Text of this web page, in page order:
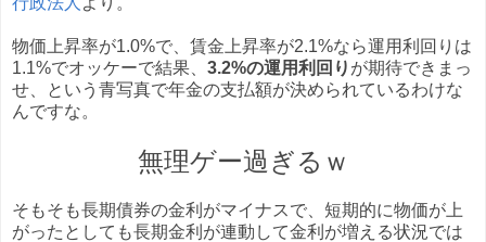
物価上昇率が1.0%で、賃金上昇率が2.1%なら運用利回りは
1.1%でオッケーで結果、 3.2%の運用利回り が期待できまっ
せ、という青写真で年金の支払額が決められているわけな
んですな。
無理ゲー過ぎるｗ
そもそも長期債券の金利がマイナスで、短期的に物価が上
がったとしても長期金利が連動して金利が増える状況では